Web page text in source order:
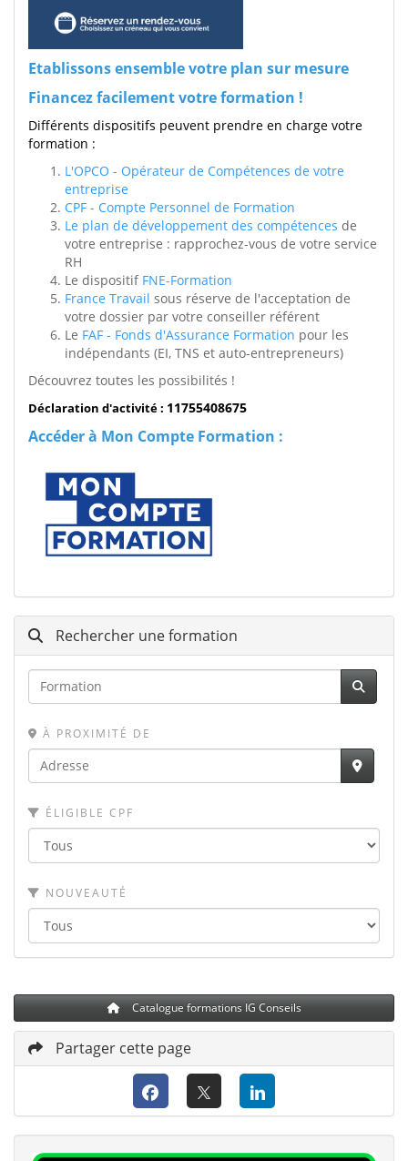
Etablissons ensemble votre plan sur mesure
Financez facilement votre formation !
Différents dispositifs peuvent prendre en charge votre
formation :
L'OPCO - Opérateur de Compétences de votre
entreprise
CPF - Compte Personnel de Formation
Le plan de développement des compétences de
votre entreprise : rapprochez-vous de votre service
RH
Le dispositif FNE-Formation
France Travail sous réserve de l'acceptation de
votre dossier par votre conseiller référent
Le FAF - Fonds d'Assurance Formation pour les
indépendants (EI, TNS et auto-entrepreneurs)
Découvrez toutes les possibilités !
Déclaration d'activité : 11755408675
Accéder à Mon Compte Formation :
Rechercher une formation
À PROXIMITÉ DE
ÉLIGIBLE CPF
NOUVEAUTÉ
Catalogue formations IG Conseils
Partager cette page